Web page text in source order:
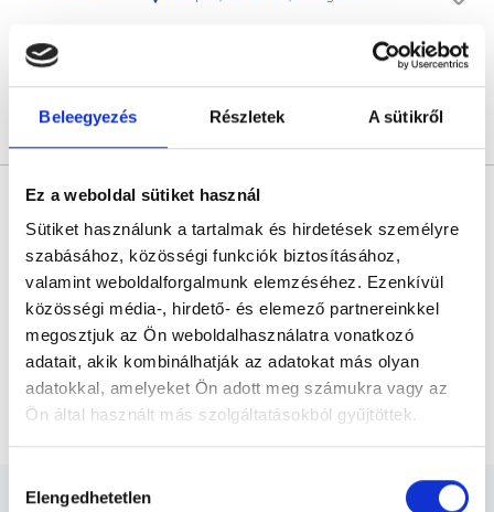
Beleegyezés Részletek A sütikről
Ez a weboldal sütiket használ
Sütiket használunk a tartalmak és hirdetések személyre
szabásához, közösségi funkciók biztosításához,
valamint weboldalforgalmunk elemzéséhez. Ezenkívül
közösségi média-, hirdető- és elemező partnereinkkel
megosztjuk az Ön weboldalhasználatra vonatkozó
adatait, akik kombinálhatják az adatokat más olyan
adatokkal, amelyeket Ön adott meg számukra vagy az
Ön által használt más szolgáltatásokból gyűjtöttek.
szabályzat:https://foglaljorvost.hu/info/foglaljorvost-
kiválasztása
Elengedhetetlen
Árlista
* Szakorvos jelölt (rezidens): általános orvosi oklevéllel rendelkező
orvos, aki jogszabályok szerinti szakorvosi szakképesítés
megszerzésére irányuló képzésben vesz részt. Ezen orvosok által
önállóan nem végezhető szakmai tevékenységért teljes
felelősséggel tartozik és azt közvetlenül felügyeli az egészségügyi
szolgáltató szakorvosa az első részvizsgáig, utána pedig a
szakorvosjelölt önállóan láthat el feladatokat. A foglaljorvost.hu
felelősségét kizárja esetleges névazonosságért bármely szakorvos
és szakorvosjelölt esetén.
Főoldal Reumatológus Gyógyszeres kezelés